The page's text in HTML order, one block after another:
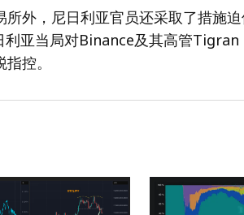
所外，尼日利亚官员还采取了措施
利亚当局对Binance及其高管
控。